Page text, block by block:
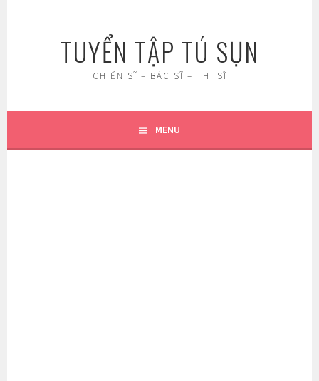
TUYỂN TẬP TÚ SỤN
CHIẾN SĨ – BÁC SĨ – THI SĨ
MENU